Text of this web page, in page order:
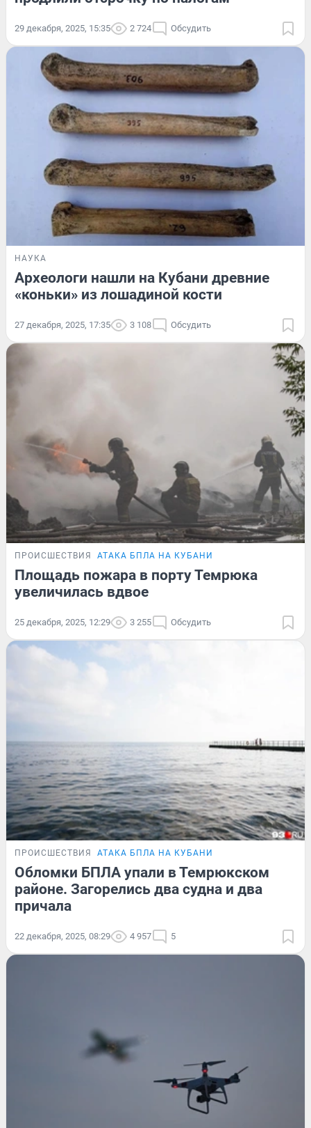
29 декабря, 2025, 15:35 2 724 Обсудить
НАУКА
Археологи нашли на Кубани древние
«коньки» из лошадиной кости
27 декабря, 2025, 17:35 3 108 Обсудить
ПРОИСШЕСТВИЯ АТАКА БПЛА НА КУБАНИ
Площадь пожара в порту Темрюка
увеличилась вдвое
25 декабря, 2025, 12:29 3 255 Обсудить
ПРОИСШЕСТВИЯ АТАКА БПЛА НА КУБАНИ
Обломки БПЛА упали в Темрюкском
районе. Загорелись два судна и два
причала
22 декабря, 2025, 08:29 4 957 5